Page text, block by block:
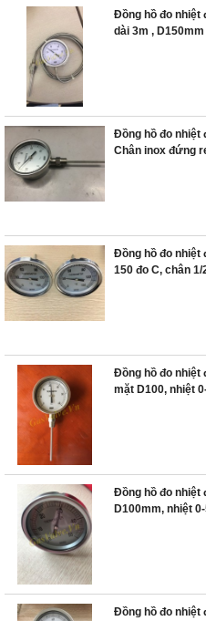
Đồng hồ đo nhiệt
dài 3m , D150mm
Đồng hồ đo nhiệt
Chân inox đứng
Đồng hồ đo nhiệt
150 đo C, chân
Đồng hồ đo nhiệt
mặt D100, nhiệt
Đồng hồ đo nhiệt
D100mm, nhiệt
Đồng hồ đo nhiệt